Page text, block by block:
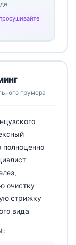
грумера
полноценно
очистку
стрижку
вида.